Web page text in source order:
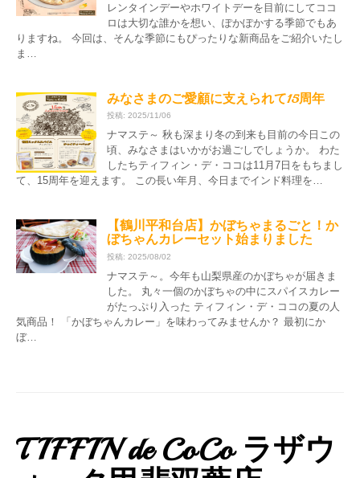
レンタインデーやホワイトデーを目前にしてココ
ロは大切な誰かを想い、ぽかぽかする季節でもあ
りますね。 今回は、そんな季節にもぴったりな新商品をご紹介いたし
ま…
みなさまのご愛顧に支えられて15周年
投稿: 2025/11/06
ナマステ～ 秋も深まり冬の到来も目前の今日この
頃、みなさまはいかがお過ごしでしょうか。 わた
したちティフィン・デ・ココは11月7日をもちまし
て、15周年を迎えます。 この長い年月、今日までインド料理を…
【鶴川平和台店】かぼちゃまるごと！か
ぼちゃんカレーセット始まりました
投稿: 2025/08/02
ナマステ～。今年も山梨県産のかぼちゃが届きま
した。 丸々一個のかぼちゃの中にスパイスカレー
がたっぷり入った ティフィン・デ・ココの夏の人
気商品！ 「かぼちゃんカレー」を味わってみませんか？ 最初にか
ぼ…
TIFFIN de CoCo ラザウ